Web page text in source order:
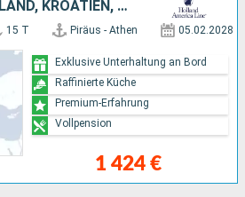
ÄGYPTEN, GRIECHENLAND, KROATIEN, MONTENEGRO, ITALIEN
15 T Piräus - Athen 05.02.2028
1 424 €
Exklusive Unterhaltung an Bord
Raffinierte Küche
Premium-Erfahrung
Vollpension